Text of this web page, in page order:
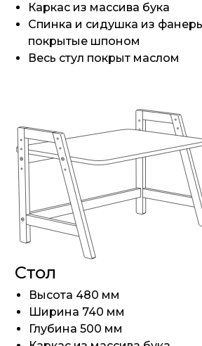
Каркас из массива бука
Спинка и сидушка из
покрытые шпоном
Весь стул покрыт маслом
Высота 480 мм
Ширина 740 мм
Глубина 500 мм
Стол